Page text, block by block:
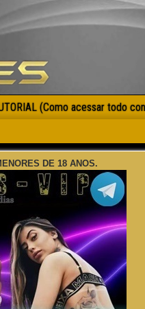
(Como acessar todo
DE 18 ANOS.